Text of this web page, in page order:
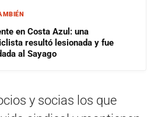
en Costa Azul: una
resultó lesionada y fue
al Sayago
y socias los que